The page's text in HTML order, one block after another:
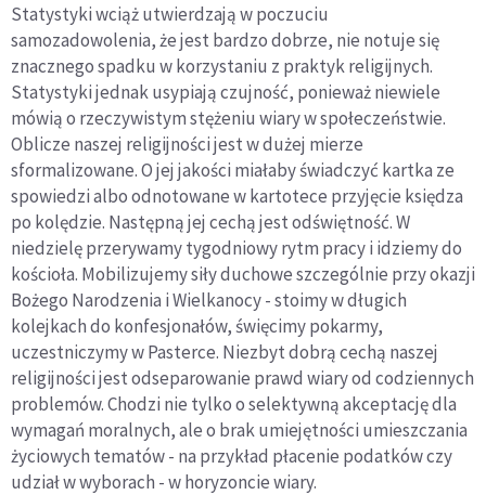
Statystyki wciąż utwierdzają w poczuciu
samozadowolenia, że jest bardzo dobrze, nie notuje się
znacznego spadku w korzystaniu z praktyk religijnych.
Statystyki jednak usypiają czujność, ponieważ niewiele
mówią o rzeczywistym stężeniu wiary w społeczeństwie.
Oblicze naszej religijności jest w dużej mierze
sformalizowane. O jej jakości miałaby świadczyć kartka ze
spowiedzi albo odnotowane w kartotece przyjęcie księdza
po kolędzie. Następną jej cechą jest odświętność. W
niedzielę przerywamy tygodniowy rytm pracy i idziemy do
kościoła. Mobilizujemy siły duchowe szczególnie przy okazji
Bożego Narodzenia i Wielkanocy - stoimy w długich
kolejkach do konfesjonałów, święcimy pokarmy,
uczestniczymy w Pasterce. Niezbyt dobrą cechą naszej
religijności jest odseparowanie prawd wiary od codziennych
problemów. Chodzi nie tylko o selektywną akceptację dla
wymagań moralnych, ale o brak umiejętności umieszczania
życiowych tematów - na przykład płacenie podatków czy
udział w wyborach - w horyzoncie wiary.